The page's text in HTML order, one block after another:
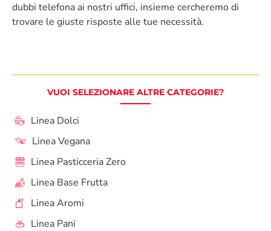
dubbi telefona ai nostri uffici, insieme cercheremo di
trovare le giuste risposte alle tue necessità.
VUOI SELEZIONARE ALTRE CATEGORIE?
Linea Dolci
Linea Vegana
Linea Pasticceria Zero
Linea Base Frutta
Linea Aromi
Linea Pani